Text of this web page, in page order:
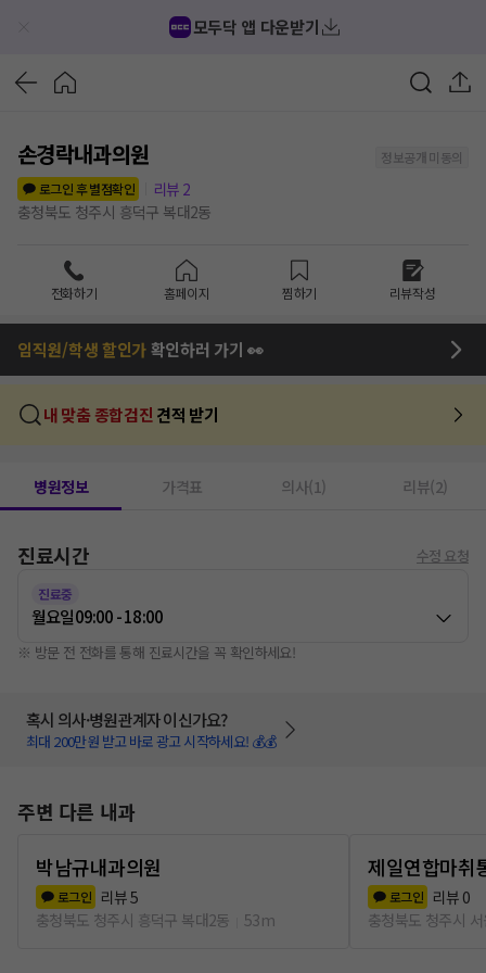
모두닥 앱 다운받기
손경락내과의원
정보공개 미동의
로그인 후 별점확인
리뷰 2
충청북도 청주시 흥덕구 복대2동
전화하기 홈페이지 찜하기 리뷰작성
임직원/학생 할인가확인하러 가기 👀
내 맞춤 종합검진 견적 받기
병원정보 가격표 의사(1) 리뷰(2)
진료시간 수정 요청
진료중
월요일09:00 - 18:00
※ 방문 전 전화를 통해 진료시간을 꼭 확인하세요!
혹시 의사·병원관계자 이신가요?
최대 200만원 받고 바로 광고 시작하세요! 💰💰
주변 다른 내과
박남규내과의원
로그인 리뷰5
충청북도 청주시 흥덕구 복대2동
53m
제일연합마취
로그인 리뷰 0
충청북도 청주시